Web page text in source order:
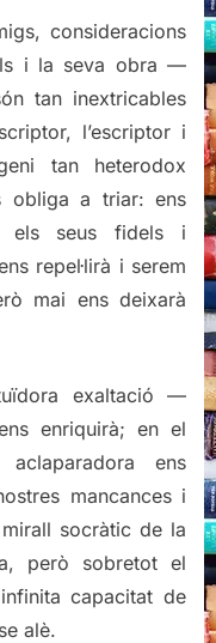
consideracions
i la seva obra —
tan inextricables
l’escriptor i
tan heterodox
obliga a triar: ens
els seus fidels i
repel·lirà i serem
mai ens deixarà
exaltació —
enriquirà; en el
ens
mancances i
socràtic de la
però sobretot el
capacitat de
alè.